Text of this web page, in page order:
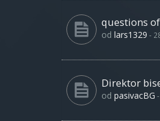
questions
od lars1329 -
Direktor
od pasivacBG -